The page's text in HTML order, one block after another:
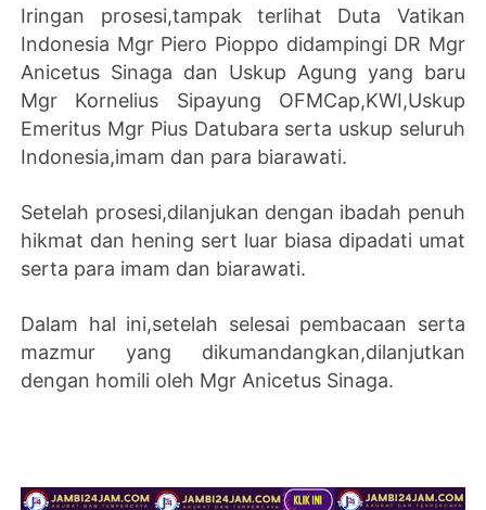
Iringan prosesi,tampak terlihat Duta Vatikan
Indonesia Mgr Piero Pioppo didampingi DR Mgr
Anicetus Sinaga dan Uskup Agung yang baru
Mgr Kornelius Sipayung OFMCap,KWI,Uskup
Emeritus Mgr Pius Datubara serta uskup seluruh
Indonesia,imam dan para biarawati.
Setelah prosesi,dilanjukan dengan ibadah penuh
hikmat dan hening sert luar biasa dipadati umat
serta para imam dan biarawati.
Dalam hal ini,setelah selesai pembacaan serta
mazmur yang dikumandangkan,dilanjutkan
dengan homili oleh Mgr Anicetus Sinaga.